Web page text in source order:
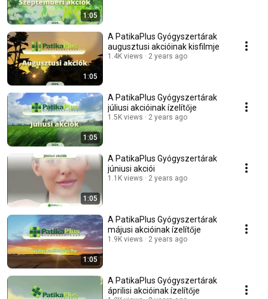
1:05
1:05
A PatikaPlus Gyógyszertárak
augusztusi akcióinak kisfilmje
1.4K views 2 years ago
1:05
A PatikaPlus Gyógyszertárak
júliusi akcióinak ízelítője
1.5K views 2 years ago
1:05
A PatikaPlus Gyógyszertárak
júniusi akciói
1.1K views 2 years ago
1:05
A PatikaPlus Gyógyszertárak
májusi akcióinak ízelítője
1.9K views 2 years ago
A PatikaPlus Gyógyszertárak
áprilisi akcióinak ízelítője